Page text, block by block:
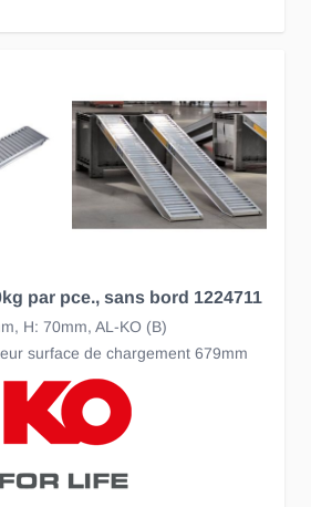
par pce., sans bord 1224711
H: 70mm, AL-KO (B)
surface de chargement 679mm